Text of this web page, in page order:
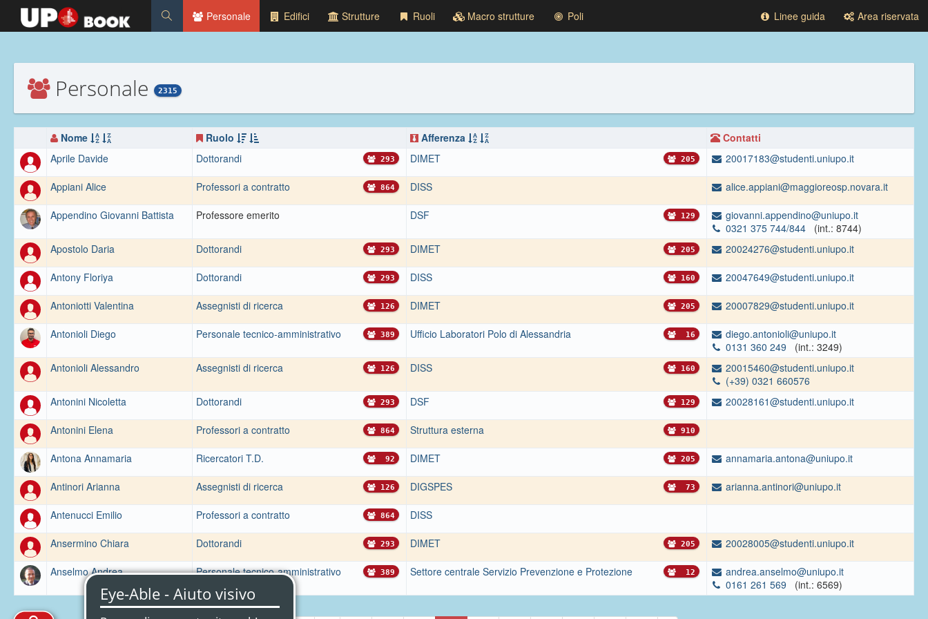
Personale Edifici Strutture Ruoli Macro strutture Poli Linee guida Area riservata
Personale 2315
Nome Ruolo Afferenza
Contatti
Aprile Davide
Dottorandi 293 DIMET 205 20017183@studenti.uniupo.it
Appiani Alice Professori a contratto 864 DISS alice.appiani@maggioreosp.novara.it
Appendino Giovanni Battista Professore emerito DSF 129
giovanni.appendino@uniupo.it
0321 375 744/844
(int.: 8744)
Apostolo Daria
Dottorandi 293 DIMET 205 20024276@studenti.uniupo.it
Antony Floriya Dottorandi 293 DISS 160 20047649@studenti.uniupo.it
Antoniotti Valentina Assegnisti di ricerca 126 DIMET 205 20007829@studenti.uniupo.it
Antonioli Diego Personale tecnico-amministrativo 389 Ufficio Laboratori Polo di Alessandria 16
diego.antonioli@uniupo.it
0131 360 249
(int.: 3249)
Antonioli Alessandro
Assegnisti di ricerca 126 DISS 160
20015460@studenti.uniupo.it
(+39) 0321 660576
Antonini Nicoletta
Dottorandi 293 DSF 129 20028161@studenti.uniupo.it
Antonini Elena Professori a contratto 864 Struttura esterna 910
Antona Annamaria Ricercatori T.D. 92 DIMET 205 annamaria.antona@uniupo.it
Antinori Arianna Assegnisti di ricerca 126 DIGSPES 73 arianna.antinori@uniupo.it
Antenucci Emilio Professori a contratto 864 DISS
Ansermino Chiara Dottorandi 293 DIMET 205 20028005@studenti.uniupo.it
Anselmo Andrea Personale tecnico-amministrativo 389 Settore centrale Servizio Prevenzione e Protezione 12
andrea.anselmo@uniupo.it
0161 261 569
(int.: 6569)